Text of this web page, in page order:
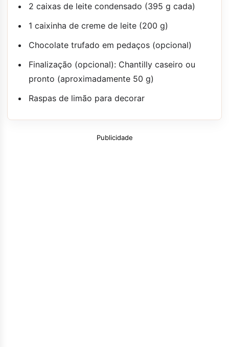
2 caixas de leite condensado (395 g cada)
1 caixinha de creme de leite (200 g)
Chocolate trufado em pedaços (opcional)
Finalização (opcional): Chantilly caseiro ou
pronto (aproximadamente 50 g)
Raspas de limão para decorar
Publicidade